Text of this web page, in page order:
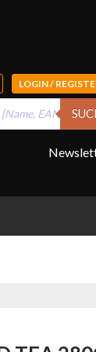
LOGIN /